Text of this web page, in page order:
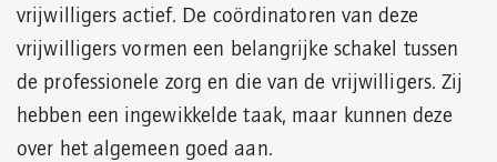
vrijwilligers actief. De coördinatoren van deze
vrijwilligers vormen een belangrijke schakel tussen
de professionele zorg en die van de vrijwilligers. Zij
hebben een ingewikkelde taak, maar kunnen deze
over het algemeen goed aan.